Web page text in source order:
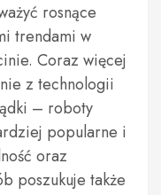
rosnące
trendami w
Coraz więcej
z technologii
– roboty
popularne i
oraz
poszukuje także